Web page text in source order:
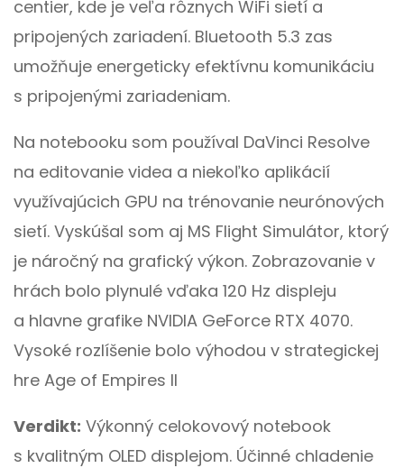
centier, kde je veľa rôznych WiFi sietí a
pripojených zariadení. Bluetooth 5.3 zas
umožňuje energeticky efektívnu komunikáciu
s pripojenými zariadeniam.
Na notebooku som používal DaVinci Resolve
na editovanie videa a niekoľko aplikácií
využívajúcich GPU na trénovanie neurónových
sietí. Vyskúšal som aj MS Flight Simulátor, ktorý
je náročný na grafický výkon. Zobrazovanie v
hrách bolo plynulé vďaka 120 Hz displeju
a hlavne grafike NVIDIA GeForce RTX 4070.
Vysoké rozlíšenie bolo výhodou v strategickej
hre Age of Empires II
Verdikt: Výkonný celokovový notebook
s kvalitným OLED displejom. Účinné chladenie